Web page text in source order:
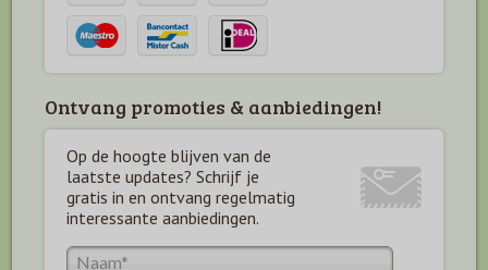
Ontvang promoties & aanbiedingen!
Op de hoogte blijven van de
laatste updates? Schrijf je
gratis in en ontvang regelmatig
interessante aanbiedingen.